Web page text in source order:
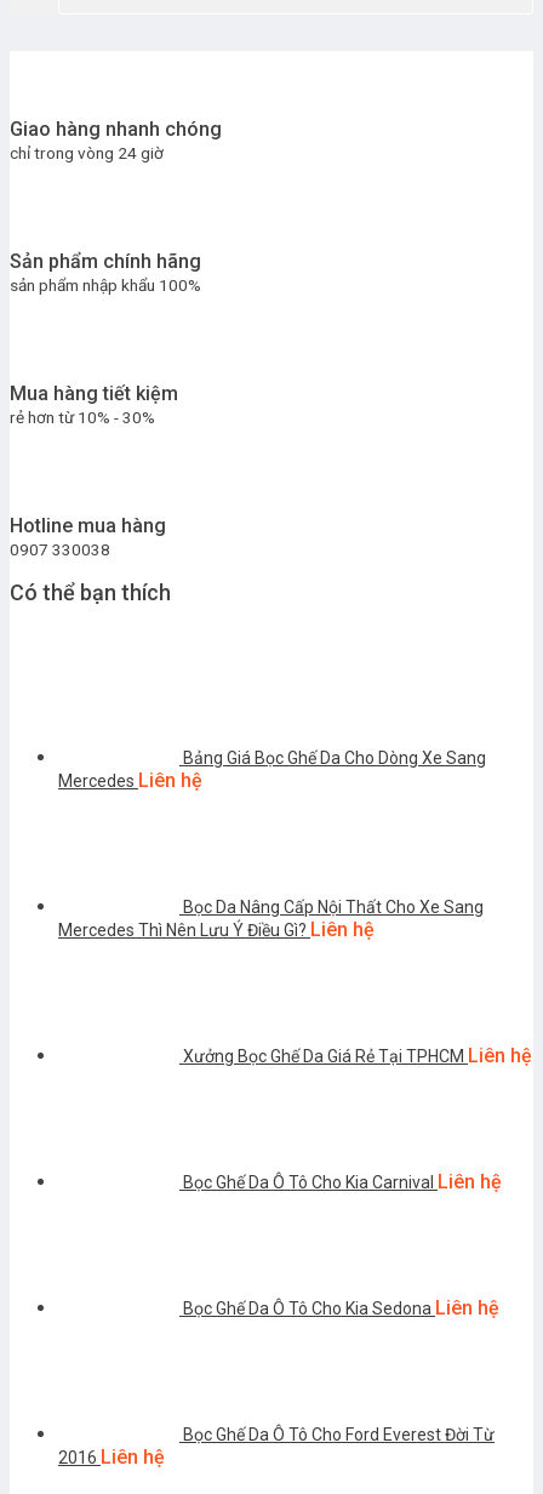
Giao hàng nhanh chóng
chỉ trong vòng 24 giờ
Sản phẩm chính hãng
sản phẩm nhập khẩu 100%
Mua hàng tiết kiệm
rẻ hơn từ 10% - 30%
Hotline mua hàng
0907 330038
Có thể bạn thích
Bảng Giá Bọc Ghế Da Cho Dòng Xe Sang
Mercedes Liên hệ
Bọc Da Nâng Cấp Nội Thất Cho Xe Sang
Mercedes Thì Nên Lưu Ý Điều Gì? Liên hệ
Xưởng Bọc Ghế Da Giá Rẻ Tại TPHCM Liên hệ
Bọc Ghế Da Ô Tô Cho Kia Carnival Liên hệ
Bọc Ghế Da Ô Tô Cho Kia Sedona Liên hệ
Bọc Ghế Da Ô Tô Cho Ford Everest Đời Từ
2016 Liên hệ